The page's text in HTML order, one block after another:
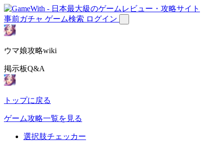
事前ガチャ ゲーム検索 ログイン
ウマ娘攻略wiki
掲示板Q&A
トップに戻る
ゲーム攻略一覧を見る
選択肢チェッカー